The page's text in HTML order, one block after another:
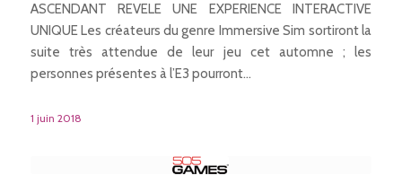
ASCENDANT REVELE UNE EXPERIENCE INTERACTIVE
UNIQUE Les créateurs du genre Immersive Sim sortiront la
suite très attendue de leur jeu cet automne ; les
personnes présentes à l’E3 pourront…
1 juin 2018